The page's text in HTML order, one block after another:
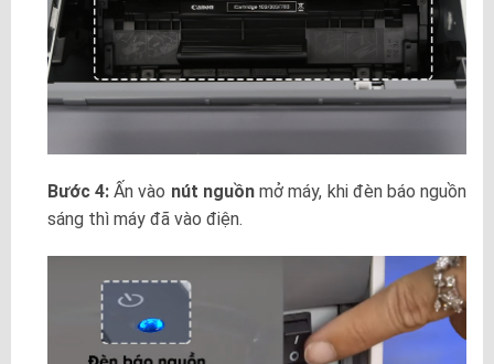
Bước 4: Ấn vào nút nguồnmở máy, khi đèn báo nguồn
sáng thì máy đã vào điện.